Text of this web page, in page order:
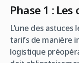
Phase 1 :
L’une des
tarifs de manière
logistique